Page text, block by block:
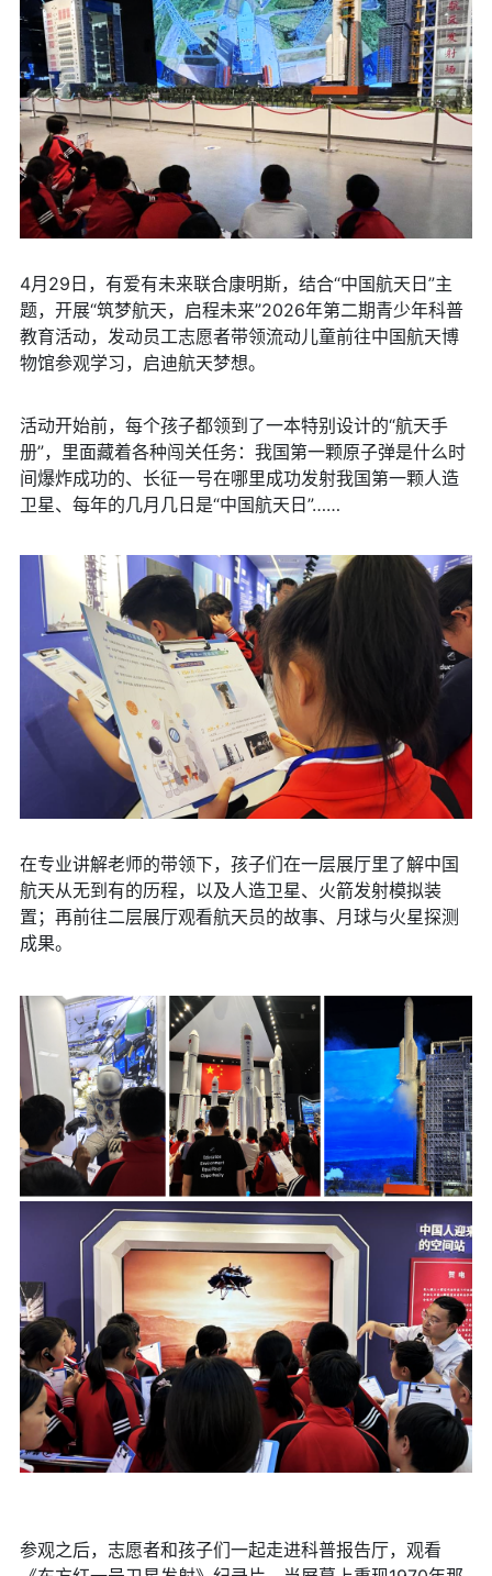
4月29日，有爱有未来联合康明斯，结合“中国航天日”主
题，开展“筑梦航天，启程未来”2026年第二期青少年科普
教育活动，发动员工志愿者带领流动儿童前往中国航天博
物馆参观学习，启迪航天梦想。
活动开始前，每个孩子都领到了一本特别设计的“航天手
册”，里面藏着各种闯关任务：我国第一颗原子弹是什么时
间爆炸成功的、长征一号在哪里成功发射我国第一颗人造
卫星、每年的几月几日是“中国航天日”……
在专业讲解老师的带领下，孩子们在一层展厅里了解中国
航天从无到有的历程，以及人造卫星、火箭发射模拟装
置；再前往二层展厅观看航天员的故事、月球与火星探测
成果。
参观之后，志愿者和孩子们一起走进科普报告厅，观看